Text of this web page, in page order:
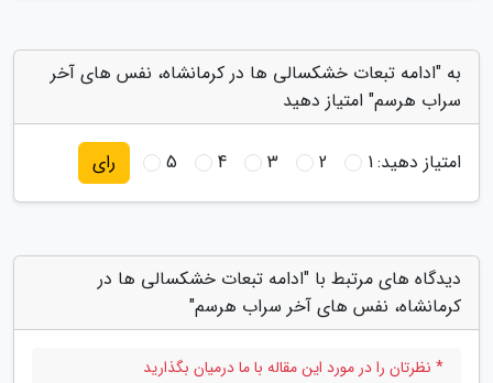
به "ادامه تبعات خشکسالی ها در کرمانشاه، نفس های آخر
سراب هرسم" امتیاز دهید
امتیاز دهید:1
2
3
4
5 رای
دیدگاه های مرتبط با "ادامه تبعات خشکسالی ها در
کرمانشاه، نفس های آخر سراب هرسم"
* نظرتان را در مورد این مقاله با ما درمیان بگذارید